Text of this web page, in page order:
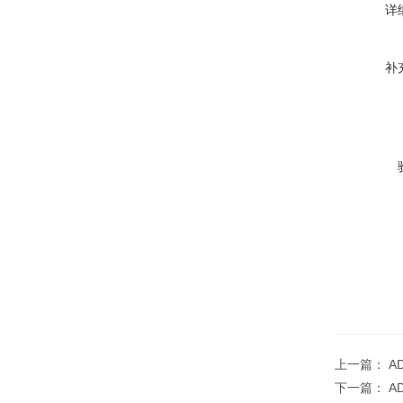
详
补
上一篇：
下一篇：